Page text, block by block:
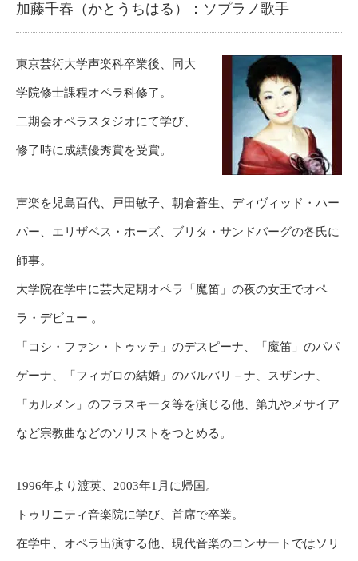
加藤千春（かとうちはる）：ソプラノ歌手
東京芸術大学声楽科卒業後、同大
学院修士課程オペラ科修了。
二期会オペラスタジオにて学び、
修了時に成績優秀賞を受賞。
声楽を児島百代、戸田敏子、朝倉蒼生、ディヴィッド・ハー
パー、エリザベス・ホーズ、ブリタ・サンドバーグの各氏に
師事。
大学院在学中に芸大定期オペラ「魔笛」の夜の女王でオペ
ラ・デビュー 。
「コシ・ファン・トゥッテ」のデスピーナ、「魔笛」のパパ
ゲーナ、「フィガロの結婚」のバルバリ－ナ、スザンナ、
「カルメン」のフラスキータ等を演じる他、第九やメサイア
など宗教曲などのソリストをつとめる。
1996年より渡英、2003年1月に帰国。
トゥリニティ音楽院に学び、首席で卒業。
在学中、オペラ出演する他、現代音楽のコンサートではソリ